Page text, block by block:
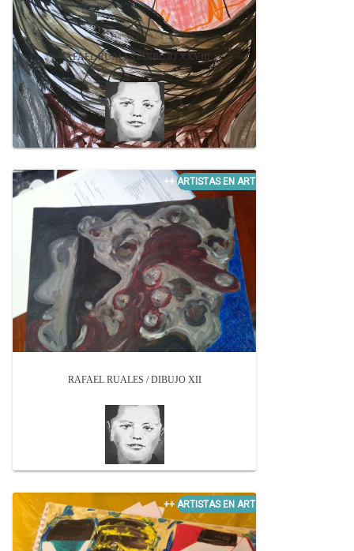
RAFAEL RUALES / DIBUJO XXVIII
RAFAEL RUALES / DIBUJO XII